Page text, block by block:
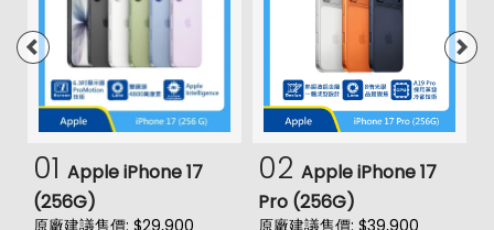
01 Apple iPhone 17
(256G)
原廠建議售價: $29,900
02 Apple iPhone 17
Pro (256G)
原廠建議售價: $39,900